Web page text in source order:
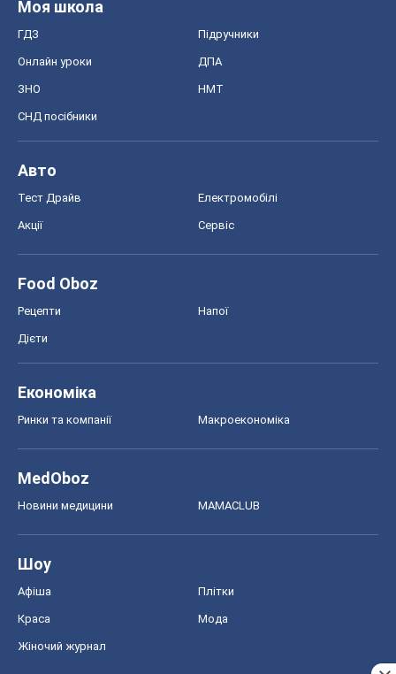
Моя школа
ГДЗ Підручники
Онлайн уроки ДПА
ЗНО НМТ
СНД посібники
Авто
Тест Драйв Електромобілі
Акції Сервіс
Food Oboz
Рецепти Напої
Дієти
Економіка
Ринки та компанії Макроекономіка
MedOboz
Новини медицини MAMACLUB
Шоу
Афіша Плітки
Краса Мода
Жіночий журнал